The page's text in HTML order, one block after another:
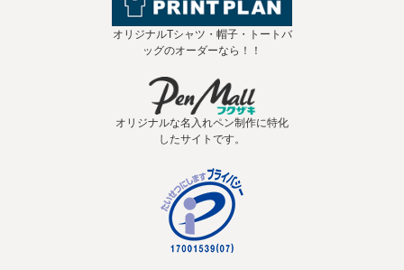
オリジナルTシャツ・帽子・トートバ
ッグのオーダーなら！！
オリジナルな名入れペン制作に特化
したサイトです。